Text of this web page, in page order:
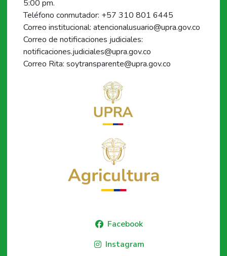
5:00 pm.
Teléfono conmutador: +57 310 801 6445
Correo institucional: atencionalusuario@upra.gov.co
Correo de notificaciones judiciales:
notificaciones.judiciales@upra.gov.co
Correo Rita: soytransparente@upra.gov.co
Facebook
Instagram